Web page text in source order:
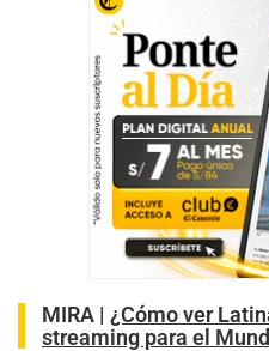
MIRA | ¿Cómo ver
streaming para el